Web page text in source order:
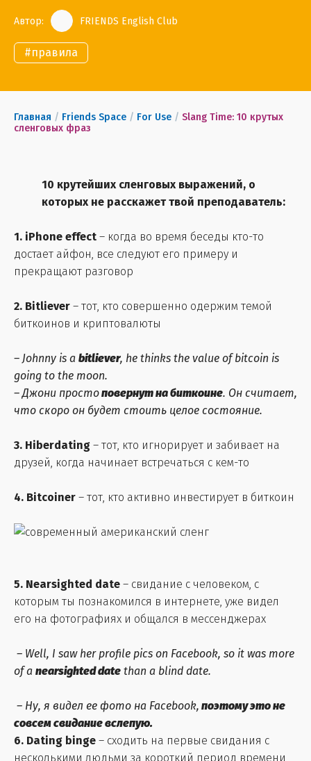
Автор: FRIENDS English Club
#правила
Главная / Friends Space / For Use / Slang Time: 10 крутых
сленговых фраз
10 крутейших сленговых выражений, о
которых не расскажет твой преподаватель:
1. iPhone effect – когда во время беседы кто-то
достает айфон, все следуют его примеру и
прекращают разговор
2. Bitliever – тот, кто совершенно одержим темой
биткоинов и криптовалюты
– Johnny is a bitliever, he thinks the value of bitcoin is
going to the moon.
– Джони простоповернут на биткоине. Он считает,
что скоро он будет стоить целое состояние.
3. Hiberdating – тот, кто игнорирует и забивает на
друзей, когда начинает встречаться с кем-то
4. Bitcoiner – тот, кто активно инвестирует в биткоин
5. Nearsighted date – свидание с человеком, с
которым ты познакомился в интернете, уже видел
его на фотографиях и общался в мессенджерах
– Well, I saw her profile pics on Facebook, so it was more
of a nearsighted date than a blind date.
– Ну, я видел ее фото на Facebook, поэтому это не
совсем свидание вслепую.
6. Dating binge – сходить на первые свидания с
несколькими людьми за короткий период времени